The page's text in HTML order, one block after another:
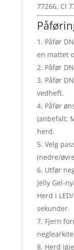
77266, CI
Påfør
en mattet
Påfør
Påfør
vedheft.
Påfør
(anbefalt:
herd.
Velg
(nedre/
Utfør
Jelly Gel-
Herd i
sekunder.
Fjern
Herd